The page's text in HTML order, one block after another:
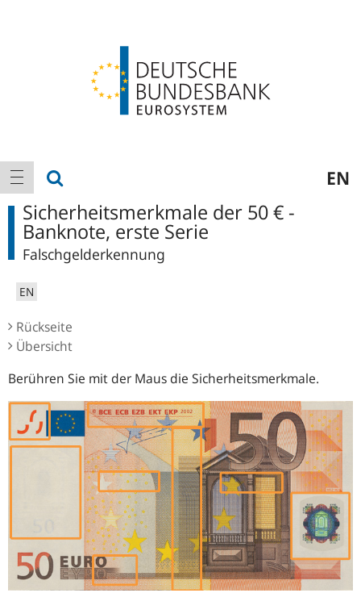
Hauptnavigation
Navigation anzeigen EN
Sicherheitsmerkmale der 50 € -
Banknote, erste Serie
Falschgelderkennung
EN
Rückseite
Übersicht
Berühren Sie mit der Maus die Sicherheitsmerkmale.